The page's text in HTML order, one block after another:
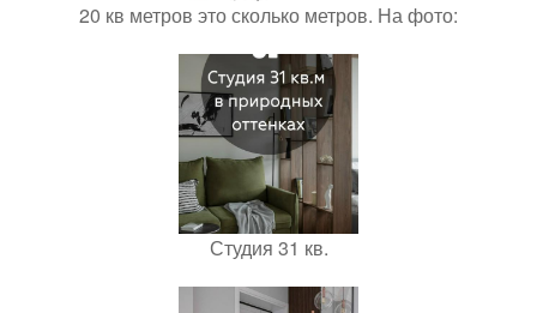
20 кв метров это сколько метров. На фото:
Студия 31 кв.